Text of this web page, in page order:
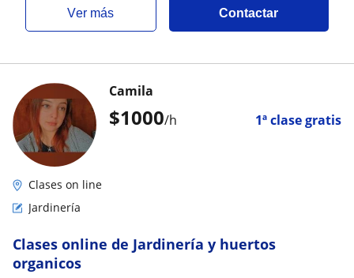
ver más Contactar
$1000/h 1ª clase gratis
Camila
Clases on line
Jardinería
Clases online de Jardinería y huertos
organicos